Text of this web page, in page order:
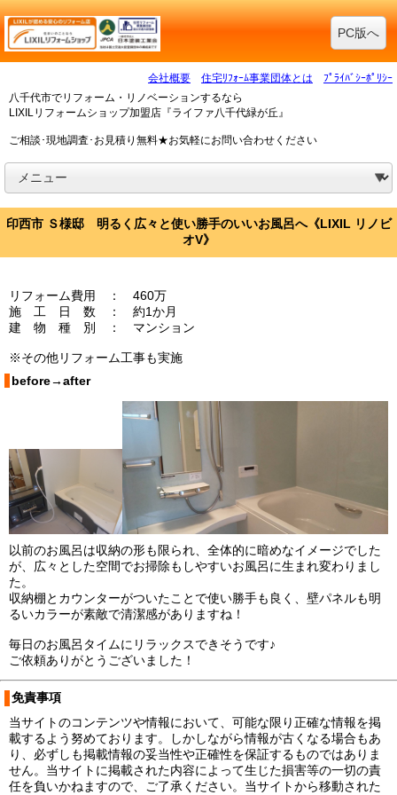
PC版へ
会社概要 住宅ﾘﾌｫｰﾑ事業団体とは
ﾌﾟﾗｲﾊﾞｼｰﾎﾟﾘｼｰ
八千代市でリフォーム・リノベーションするなら
LIXILリフォームショップ加盟店『ライファ八千代緑が丘』
ご相談･現地調査･お見積り無料★お気軽にお問い合わせください
印西市 Ｓ様邸 明るく広々と使い勝手のいいお風呂へ《LIXIL リノビ
オV》
リフォーム費用 ： 460万
施 工 日 数 ： 約1か月
建 物 種 別 ： マンション
※その他リフォーム工事も実施
before→after
以前のお風呂は収納の形も限られ、全体的に暗めなイメージでした
が、広々とした空間でお掃除もしやすいお風呂に生まれ変わりまし
た。
収納棚とカウンターがついたことで使い勝手も良く、壁パネルも明
るいカラーが素敵で清潔感がありますね！
毎日のお風呂タイムにリラックスできそうです♪
ご依頼ありがとうございました！
免責事項
当サイトのコンテンツや情報において、可能な限り正確な情報を掲
載するよう努めております。しかしながら情報が古くなる場合もあ
り、必ずしも掲載情報の妥当性や正確性を保証するものではありま
せん。当サイトに掲載された内容によって生じた損害等の一切の責
任を負いかねますので、ご了承ください。当サイトから移動された